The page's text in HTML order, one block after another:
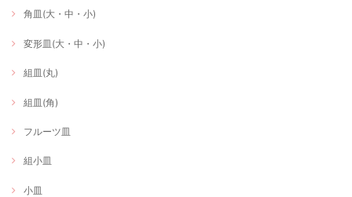
角皿(大・中・小)
変形皿(大・中・小)
組皿(丸)
組皿(角)
フルーツ皿
組小皿
小皿